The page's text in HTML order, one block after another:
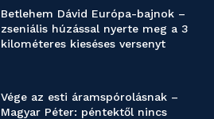
Betlehem Dávid Európa-bajnok –
zseniális húzással nyerte meg a 3
kilométeres kieséses versenyt
Vége az esti áramspórolásnak –
Magyar Péter: péntektől nincs